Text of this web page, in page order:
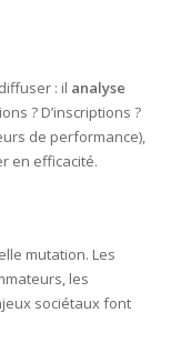
: il analyse
? D’inscriptions ?
de performance),
en efficacité.
mutation. Les
les
sociétaux font